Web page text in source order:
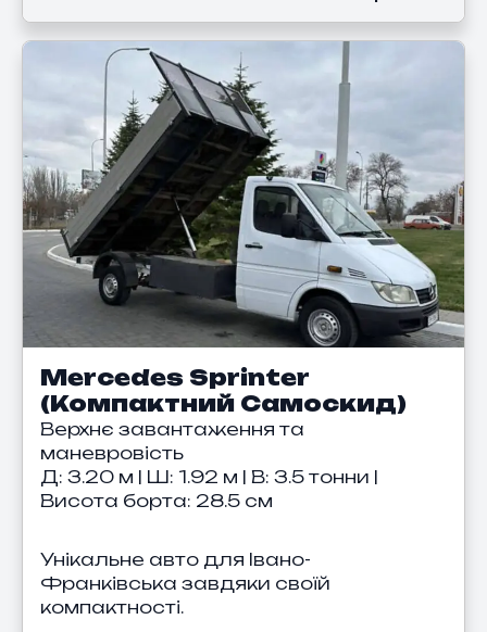
Mercedes Sprinter
(Компактний Самоскид)
Верхнє завантаження та
маневровість
Д: 3.20 м | Ш: 1.92 м | В: 3.5 тонни |
Висота борта: 28.5 см
Унікальне авто для Івано-
Франківська завдяки своїй
компактності.